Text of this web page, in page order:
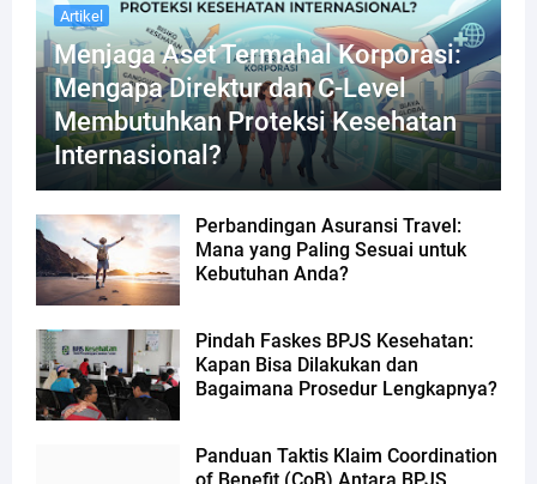
Artikel
Menjaga Aset Termahal Korporasi:
Mengapa Direktur dan C-Level
Membutuhkan Proteksi Kesehatan
Internasional?
Perbandingan Asuransi Travel:
Mana yang Paling Sesuai untuk
Kebutuhan Anda?
Pindah Faskes BPJS Kesehatan:
Kapan Bisa Dilakukan dan
Bagaimana Prosedur Lengkapnya?
Panduan Taktis Klaim Coordination